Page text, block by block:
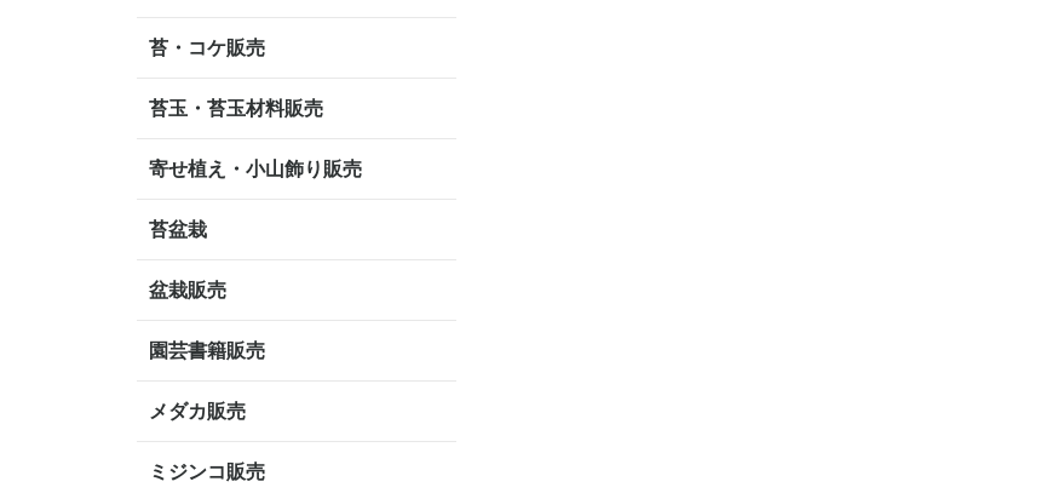
苔・コケ販売
苔玉・苔玉材料販売
寄せ植え・小山飾り販売
苔盆栽
盆栽販売
園芸書籍販売
メダカ販売
ミジンコ販売